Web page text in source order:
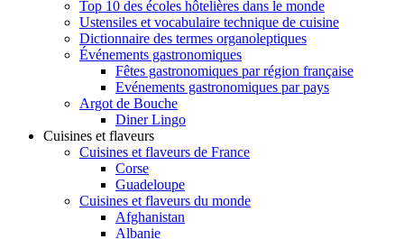
Top 10 des écoles hôtelières dans le monde
Ustensiles et vocabulaire technique de cuisine
Dictionnaire des termes organoleptiques
Événements gastronomiques
Fêtes gastronomiques par région française
Evénements gastronomiques par pays
Argot de Bouche
Diner Lingo
Cuisines et flaveurs
Cuisines et flaveurs de France
Corse
Guadeloupe
Cuisines et flaveurs du monde
Afghanistan
Albanie